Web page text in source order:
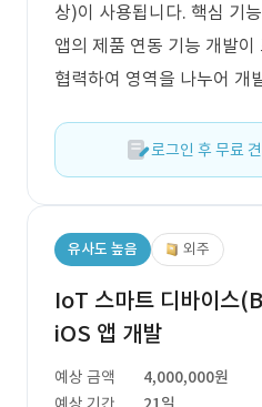
상)이 사용됩니다. 핵심 기
앱의 제품 연동 기능 개발
협력하여 영역을 나누어 개
로그인 후 무료
유사도 높음 외주
IoT 스마트 디바이스
iOS 앱 개발
예상 금액
4,000,000원